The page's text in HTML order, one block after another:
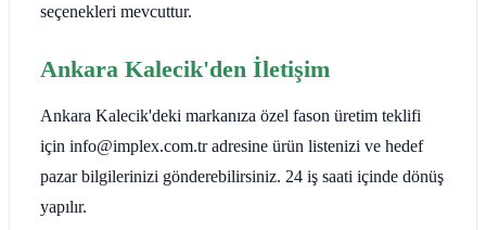
seçenekleri mevcuttur.
Ankara Kalecik'den İletişim
Ankara Kalecik'deki markanıza özel fason üretim teklifi
için info@implex.com.tr adresine ürün listenizi ve hedef
pazar bilgilerinizi gönderebilirsiniz. 24 iş saati içinde dönüş
yapılır.